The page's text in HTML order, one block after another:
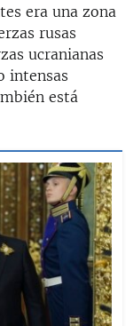
era una zona
rusas
ucranianas
intensas
está